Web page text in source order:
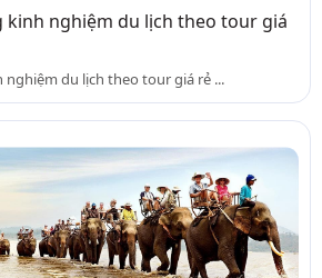
kinh nghiệm du lịch theo tour giá
du lịch theo tour giá rẻ ...